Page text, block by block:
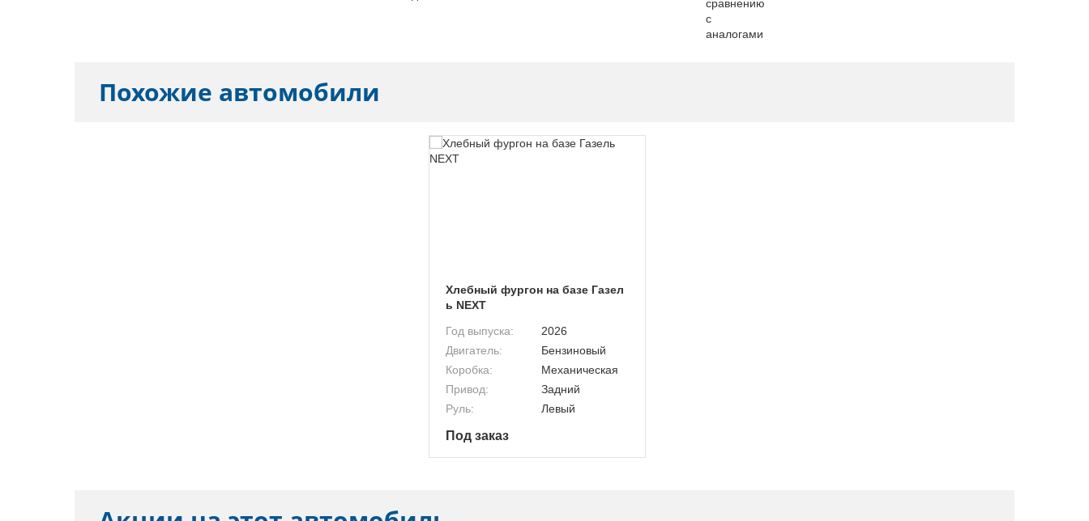
Похожие автомобили
Хлебный фургон на базе Газел
ь NEXT
Год выпуска:
2026
Двигатель:
Бензиновый
Коробка:
Механическая
Привод:
Задний
Руль:
Левый
Под заказ